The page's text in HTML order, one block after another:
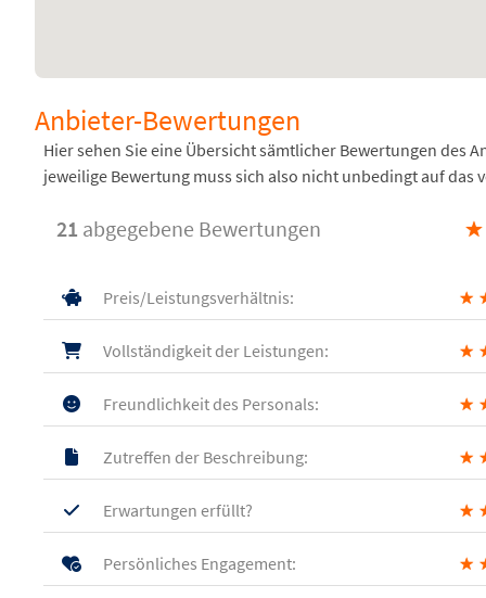
Anbieter-Bewertungen
Hier sehen Sie eine Übersicht sämtlicher Bewertungen des
jeweilige Bewertung muss sich also nicht unbedingt auf das
21 abgegebene Bewertungen ★
Preis/Leistungsverhältnis: ★
Vollständigkeit der Leistungen: ★
Freundlichkeit des Personals: ★
Zutreffen der Beschreibung: ★
Erwartungen erfüllt? ★
Persönliches Engagement: ★